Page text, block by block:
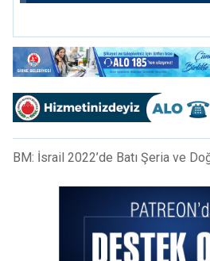
BM: İsrail 2022’de Batı Şeria ve